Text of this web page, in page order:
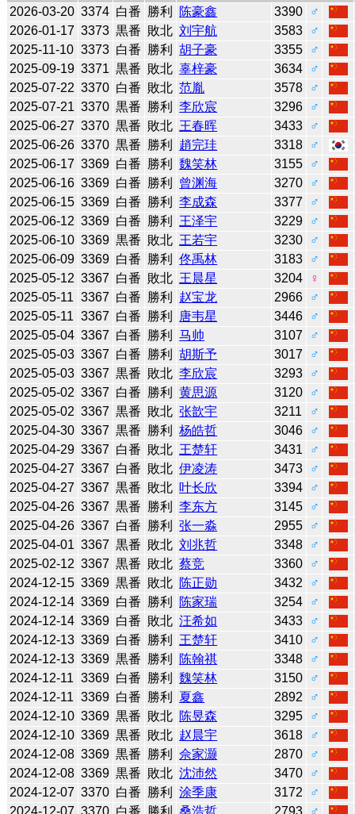
2026-03-20 3374 白番 勝利 陈豪鑫 3390
♂
2026-01-17 3373 黒番 敗北 刘宇航 3583
♂
2025-11-10 3373 白番 勝利 胡子豪 3355
♂
2025-09-19 3371 黒番 敗北 辜梓豪 3634
♂
2025-07-22 3370 白番 敗北 范胤 3578
♂
2025-07-21 3370 黒番 勝利 李欣宸 3296
♂
2025-06-27 3370 黒番 敗北 王春晖 3433
♂
2025-06-26 3370 黒番 勝利 趙完珪 3318
♂
2025-06-17 3369 白番 勝利 魏笑林 3155
♂
2025-06-16 3369 白番 勝利 曾渊海 3270
♂
2025-06-15 3369 白番 勝利 李成森 3377
♂
2025-06-12 3369 白番 勝利 王泽宇 3229
♂
2025-06-10 3369 黒番 敗北 王若宇 3230
♂
2025-06-09 3369 白番 勝利 佟禹林 3183
♂
2025-05-12 3367 白番 敗北 王晨星 3204
♀
2025-05-11 3367 白番 勝利 赵宝龙 2966
♂
2025-05-11 3367 白番 勝利 唐韦星 3446
♂
2025-05-04 3367 白番 勝利 马帅 3107
♂
2025-05-03 3367 白番 勝利 胡斯予 3017
♂
2025-05-03 3367 黒番 敗北 李欣宸 3293
♂
2025-05-02 3367 白番 勝利 黄思源 3120
♂
2025-05-02 3367 黒番 敗北 张歆宇 3211
♂
2025-04-30 3367 黒番 勝利 杨皓哲 3046
♂
2025-04-29 3367 白番 敗北 王楚轩 3431
♂
2025-04-27 3367 白番 敗北 伊凌涛 3473
♂
2025-04-27 3367 黒番 敗北 叶长欣 3394
♂
2025-04-26 3367 黒番 勝利 李东方 3145
♂
2025-04-26 3367 白番 勝利 张一淼 2955
♂
2025-04-01 3367 黒番 敗北 刘兆哲 3348
♂
2025-02-12 3367 黒番 敗北 蔡竞 3360
♂
2024-12-15 3369 黒番 敗北 陈正勋 3432
♂
2024-12-14 3369 白番 勝利 陈家瑞 3254
♂
2024-12-14 3369 白番 敗北 汪希如 3433
♂
2024-12-13 3369 白番 勝利 王楚轩 3410
♂
2024-12-13 3369 黒番 勝利 陈翰祺 3348
♂
2024-12-11 3369 白番 勝利 魏笑林 3150
♂
2024-12-11 3369 白番 勝利 夏鑫 2892
♂
2024-12-10 3369 黒番 敗北 陈昱森 3295
♂
2024-12-10 3369 黒番 敗北 赵晨宇 3618
♂
2024-12-08 3369 黒番 勝利 佘家灏 2870
♂
2024-12-08 3369 黒番 敗北 沈沛然 3470
♂
2024-12-07 3370 白番 勝利 涂季康 3172
♂
2024-12-07 3370 白番 勝利 桑浩哲 2793
♂